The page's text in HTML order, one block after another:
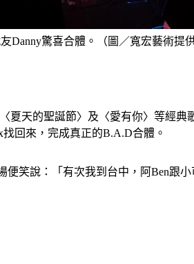
Danny驚喜合體。（圖／寬宏藝術提
夏天的聖誕節〉及〈愛有你〉等經
回來，完成真正的B.A.D合體。
笑說：「有次我到台中，阿Ben跟